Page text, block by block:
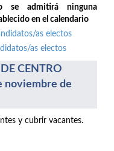
se admitirá ninguna
en el calendario
as electos
as electos
CENTRO
noviembre de
y cubrir vacantes.